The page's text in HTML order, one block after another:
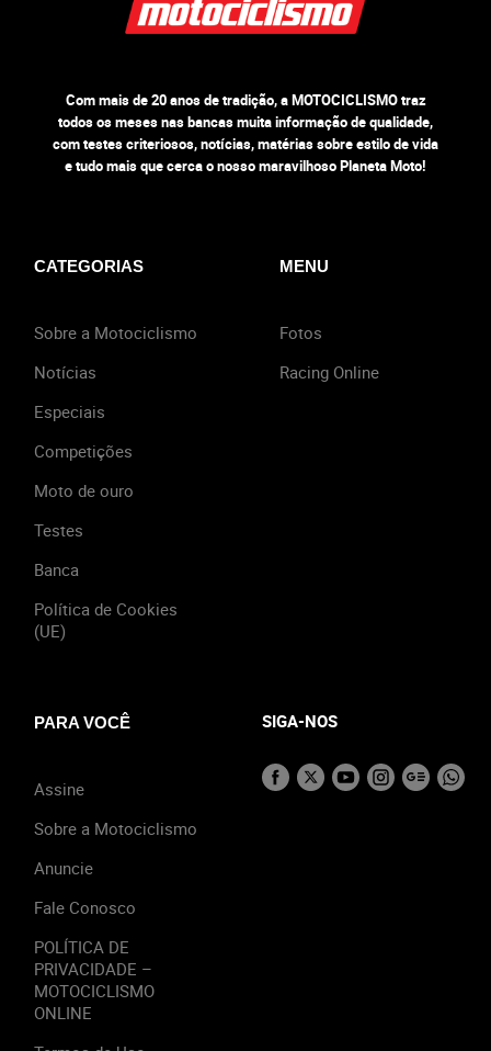
Com mais de 20 anos de tradição, a MOTOCICLISMO traz
todos os meses nas bancas muita informação de qualidade,
com testes criteriosos, notícias, matérias sobre estilo de vida
e tudo mais que cerca o nosso maravilhoso Planeta Moto!
CATEGORIAS
Sobre a Motociclismo
Notícias
Especiais
Competições
Moto de ouro
Testes
Banca
Política de Cookies
(UE)
MENU
Fotos
Racing Online
PARA VOCÊ
Assine
Sobre a Motociclismo
Anuncie
Fale Conosco
POLÍTICA DE
PRIVACIDADE –
MOTOCICLISMO
ONLINE
SIGA-NOS